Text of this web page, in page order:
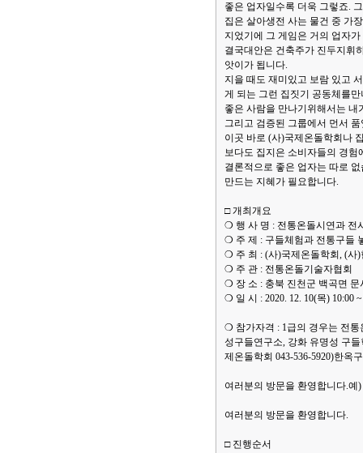
좋은 업자일수록 더욱 그렇죠.
집은 살아생전 사는 물건 중 가
지었기에 그 게임은 거의 업자
결국대안은 건축주가 진두지휘
앗이가 됩니다.
지을 때도 재미있고 보람 있고
게 되는 그런 집짓기 공동체를
좋은 사람을 만나기위해서는
그리고 검증된 그룹에서 먼서
이곳 바로 (사)국제온돌학회나
보다도 집지은 소비자들의 경
결론적으로 좋은 업자는 따로
만드는 지혜가 필요합니다.
□ 개최개요
❍ 행 사 명 : 전통온돌시연과 전
❍ 주 제 : 구들체험과 전통구들
❍ 주 최 : (사)국제온돌학회, (사
❍ 주 관 : 전통온돌기술자협회
❍ 장 소 : 충북 진천군 백곡면 문
❍ 일 시 : 2020. 12. 10(목) 10:00
❍ 참가자격 : 1급의 경우는 전통
성구들연구소, 강화 유명성 구
제온돌학회 043-536-5920)한옥
여러분의 방문을 환영합니다.예
여러분의 방문을 환영합니다.
□ 진행순서